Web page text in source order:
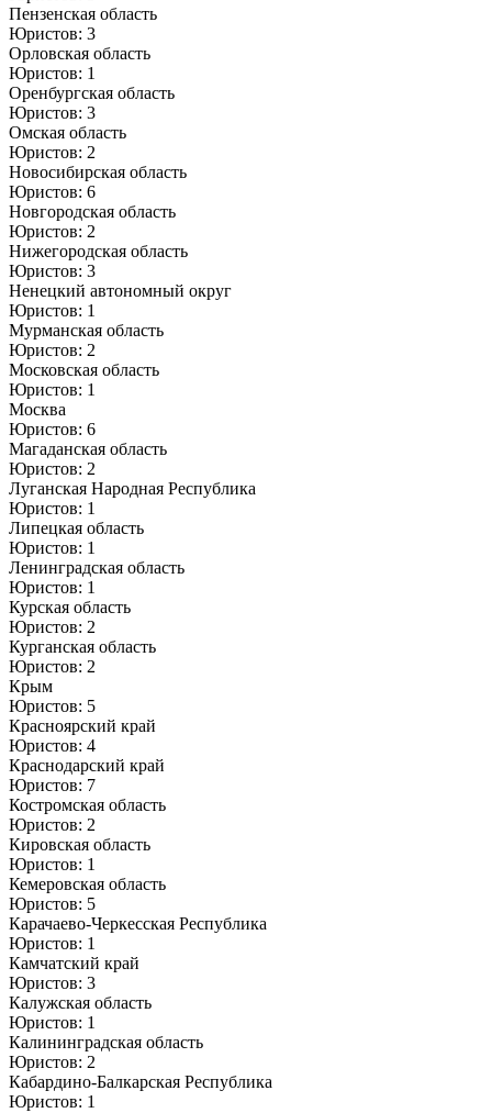
Пензенская область
Юристов: 3
Орловская область
Юристов: 1
Оренбургская область
Юристов: 3
Омская область
Юристов: 2
Новосибирская область
Юристов: 6
Новгородская область
Юристов: 2
Нижегородская область
Юристов: 3
Ненецкий автономный округ
Юристов: 1
Мурманская область
Юристов: 2
Московская область
Юристов: 1
Москва
Юристов: 6
Магаданская область
Юристов: 2
Луганская Народная Республика
Юристов: 1
Липецкая область
Юристов: 1
Ленинградская область
Юристов: 1
Курская область
Юристов: 2
Курганская область
Юристов: 2
Крым
Юристов: 5
Красноярский край
Юристов: 4
Краснодарский край
Юристов: 7
Костромская область
Юристов: 2
Кировская область
Юристов: 1
Кемеровская область
Юристов: 5
Карачаево-Черкесская Республика
Юристов: 1
Камчатский край
Юристов: 3
Калужская область
Юристов: 1
Калининградская область
Юристов: 2
Кабардино-Балкарская Республика
Юристов: 1